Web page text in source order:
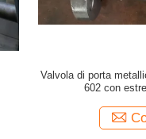
Valvola di porta
602 con